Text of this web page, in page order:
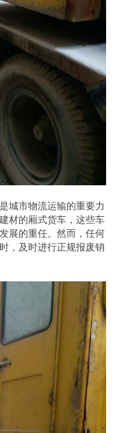
城市物流运输的重要力
材的厢式货车，这些车
展的重任。然而，任何
，及时进行正规报废销